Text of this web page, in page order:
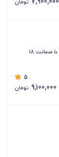
5
9,100,000 تومان